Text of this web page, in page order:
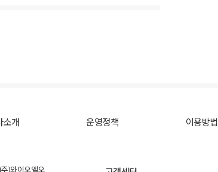
소개 운영정책 이용방법
)와이오엘오